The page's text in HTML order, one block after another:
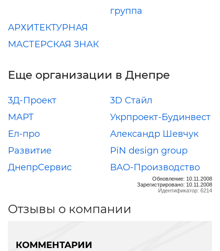
группа
АРХИТЕКТУРНАЯ
МАСТЕРСКАЯ ЗНАК
Еще организации в Днепре
3Д-Проект
3D Стайл
МАРТ
Укрпроект-Будинвест
Ел-про
Александр Шевчук
Развитие
PiN design group
ДнепрСервис
ВАО-Производство
Обновление: 10.11.2008
Зарегистрировано: 10.11.2008
Идентификатор: 6214
Отзывы о компании
КОММЕНТАРИИ